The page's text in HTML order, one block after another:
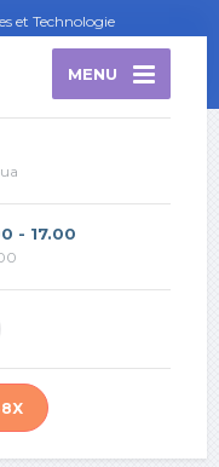
et Technologie
MENU
- 17.00